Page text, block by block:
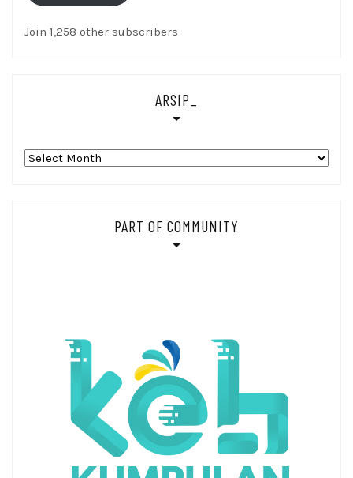
Join 1,258 other subscribers
ARSIP_
Arsip_
PART OF COMMUNITY